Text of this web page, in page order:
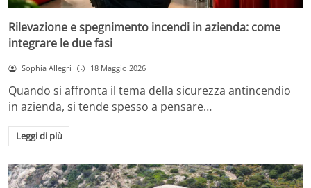
Rilevazione e spegnimento incendi in azienda: come
integrare le due fasi
Sophia Allegri 18 Maggio 2026
Quando si affronta il tema della sicurezza antincendio
in azienda, si tende spesso a pensare…
Leggi di più